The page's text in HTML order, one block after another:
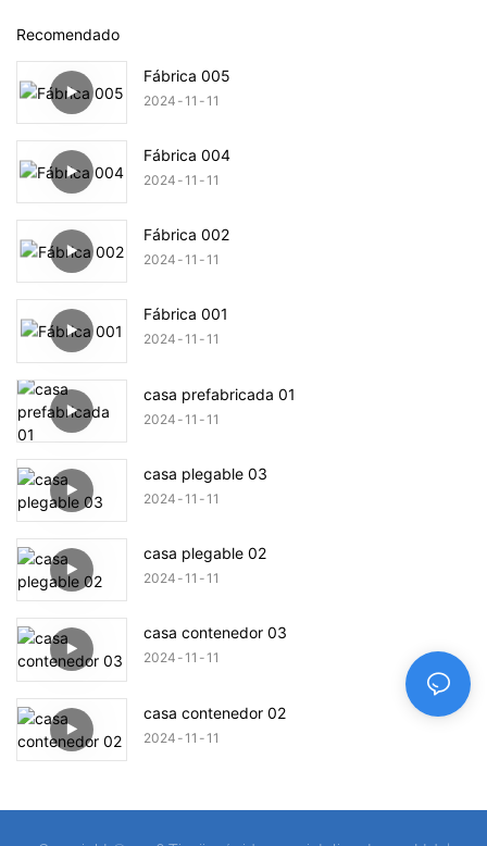
Recomendado
Fábrica 005
2024 11 11
Fábrica 004
2024 11 11
Fábrica 002
2024 11 11
Fábrica 001
2024 11 11
casa prefabricada 01
2024 11 11
casa plegable 03
2024 11 11
casa plegable 02
2024 11 11
casa contenedor 03
2024 11 11
casa contenedor 02
2024 11 11